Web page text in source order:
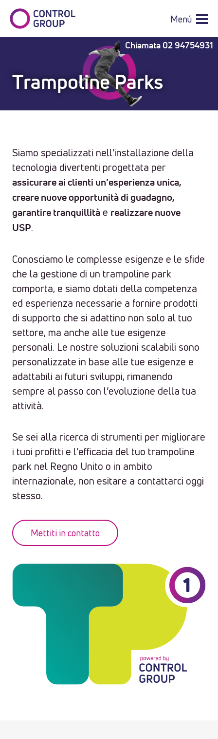
Menú
Chiamata 02 94754931
Trampoline Parks
Siamo specializzati nell’installazione della
tecnologia divertenti progettata per
assicurare ai clienti un’esperienza unica,
creare nuove opportunità di guadagno,
garantire tranquillità e realizzare nuove
USP.
Conosciamo le complesse esigenze e le sfide
che la gestione di un trampoline park
comporta, e siamo dotati della competenza
ed esperienza necessarie a fornire prodotti
di supporto che si adattino non solo al tuo
settore, ma anche alle tue esigenze
personali. Le nostre soluzioni scalabili sono
personalizzate in base alle tue esigenze e
adattabili ai futuri sviluppi, rimanendo
sempre al passo con l’evoluzione della tua
attività.
Se sei alla ricerca di strumenti per migliorare
i tuoi profitti e l’efficacia del tuo trampoline
park nel Regno Unito o in ambito
internazionale, non esitare a contattarci oggi
stesso.
Mettiti in contatto